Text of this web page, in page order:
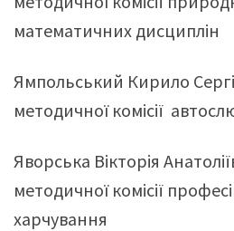
математичних дисциплін
Ямпольський Кирило
методичної комісії
Яворська Вікторія
методичної комісії
харчування